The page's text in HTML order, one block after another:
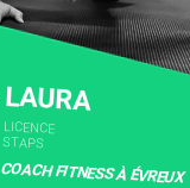
LAURA
LICENCE
STAPS
COACH FITNESS À ÉVREUX